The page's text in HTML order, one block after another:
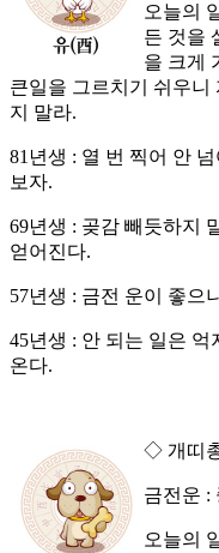
오늘의
든 것을
을 크게
큰일을 그르치기 쉬우니
지 말라.
81년생 : 열 번 찍어 안
보자.
69년생 : 곶감 빼듯하지
얻어진다.
57년생 : 금전 운이 좋으
45년생 : 안 되는 일은
온다.
◇ 개띠
금전운 :
오늘의